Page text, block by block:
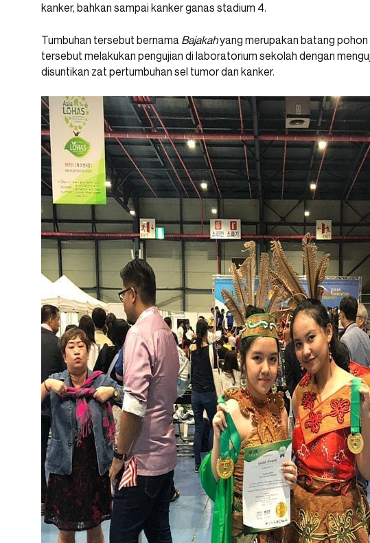
kanker, bahkan sampai kanker ganas stadium 4.
Tumbuhan tersebut bernama Bajakahyang merupakan batang
tersebut melakukan pengujian di laboratorium sekolah dengan
disuntikan zat pertumbuhan sel tumor dan kanker.